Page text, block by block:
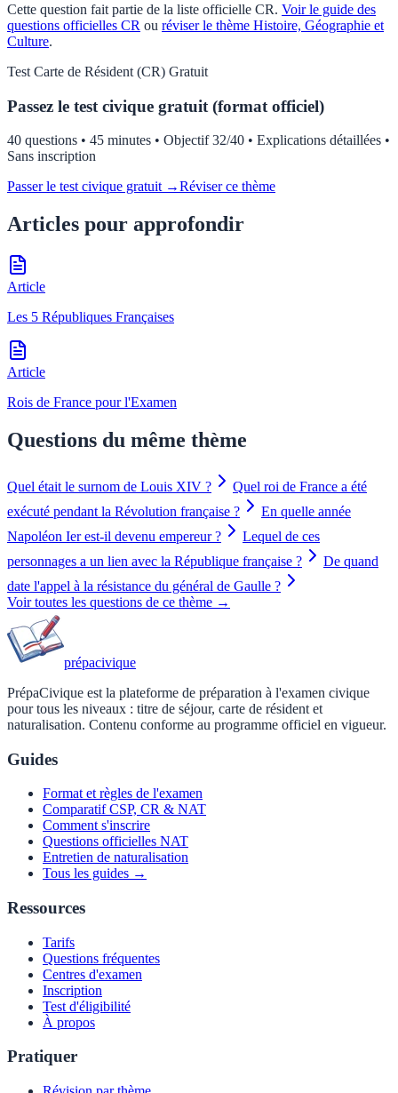
Cette question fait partie de la liste officielle CR. Voir le guide des
questions officielles CR ou réviser le thème Histoire, Géographie et
Culture.
Test Carte de Résident (CR) Gratuit
Passez le test civique gratuit (format officiel)
40 questions • 45 minutes • Objectif 32/40 • Explications détaillées •
Sans inscription
Passer le test civique gratuit →Réviser ce thème
Articles pour approfondir
Article
Les 5 Républiques Françaises
Article
Rois de France pour l'Examen
Questions du même thème
Quel était le surnom de Louis XIV ?
Quel roi de France a été
exécuté pendant la Révolution française ?
En quelle année
Napoléon Ier est-il devenu empereur ?
Lequel de ces
personnages a un lien avec la République française ?
De quand
date l'appel à la résistance du général de Gaulle ?
Voir toutes les questions de ce thème →
prépacivique
PrépaCivique est la plateforme de préparation à l'examen civique
pour tous les niveaux : titre de séjour, carte de résident et
naturalisation. Contenu conforme au programme officiel en vigueur.
Guides
Format et règles de l'examen
Comparatif CSP, CR & NAT
Comment s'inscrire
Questions officielles NAT
Entretien de naturalisation
Tous les guides →
Ressources
Tarifs
Questions fréquentes
Centres d'examen
Inscription
Test d'éligibilité
À propos
Pratiquer